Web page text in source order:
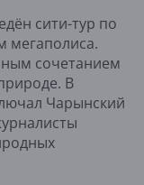
сити-тур по
мегаполиса.
сочетанием
В
Чарынский